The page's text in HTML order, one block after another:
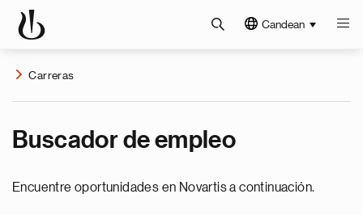
Candean
Carreras
Buscador de empleo
Encuentre oportunidades en Novartis a continuación.